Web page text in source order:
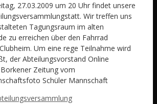
27.03.2009 um 20 Uhr findet unsere
Wir treffen uns
Tagungsraum im alten
zu erreichen über den Fahrrad
Um eine rege Teilnahme wird
der Abteilungsvorstand Online
Zeitung vom
Schüler Mannschaft